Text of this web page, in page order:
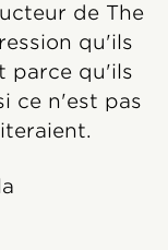
de The
qu'ils
parce qu'ils
ce n'est pas